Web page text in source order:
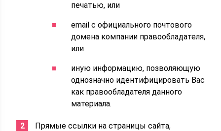
печатью, или
email с официального почтового
домена компании правообладателя,
или
иную информацию, позволяющую
однозначно идентифицировать Вас
как правообладателя данного
материала.
Прямые ссылки на страницы сайта,